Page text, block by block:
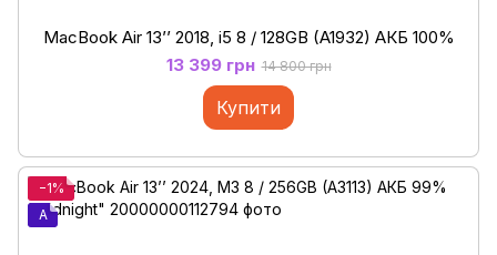
MacBook Air 13’’ 2018, i5 8 / 128GB (A1932) АКБ 100%
13 399 грн 14 800 грн
Купити
−1%
A